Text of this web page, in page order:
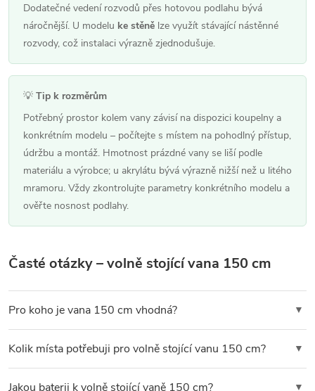
Dodatečné vedení rozvodů přes hotovou podlahu bývá
náročnější. U modelu ke stěně lze využít stávající nástěnné
rozvody, což instalaci výrazně zjednodušuje.
💡 Tip k rozměrům
Potřebný prostor kolem vany závisí na dispozici koupelny a
konkrétním modelu – počítejte s místem na pohodlný přístup,
údržbu a montáž. Hmotnost prázdné vany se liší podle
materiálu a výrobce; u akrylátu bývá výrazně nižší než u litého
mramoru. Vždy zkontrolujte parametry konkrétního modelu a
ověřte nosnost podlahy.
Časté otázky – volně stojící vana 150 cm
Pro koho je vana 150 cm vhodná? ▼
sklonu opěrek konkrétního modelu – kratší vana může být pro
mnoho uživatelů stále pohodlná. Pro vyšší osoby nebo ty, kdo
preferují pohodlné natažení, doporučujeme zvážit delší modely
Kolik místa potřebuji pro volně stojící vanu 150 cm? ▼
Jakou baterii k volně stojící vaně 150 cm? ▼